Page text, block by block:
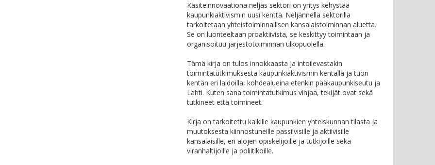
Käsiteinnovaationa neljäs sektori on yritys kehystää
kaupunkiaktivismin uusi kenttä. Neljännellä sektorilla
tarkoitetaan yhteistoiminnallisen kansalaistoiminnan aluetta.
Se on luonteeltaan proaktiivista, se keskittyy toimintaan ja
organisoituu järjestötoiminnan ulkopuolella.
Tämä kirja on tulos innokkaasta ja intoilevastakin
toimintatutkimuksesta kaupunkiaktivismin kentällä ja tuon
kentän eri laidoilla, kohdealueina etenkin pääkaupunkiseutu ja
Lahti. Kuten sana toimintatutkimus vihjaa, tekijät ovat sekä
tutkineet että toimineet.
Kirja on tarkoitettu kaikille kaupunkien yhteiskunnan tilasta ja
muutoksesta kiinnostuneille passiivisille ja aktiivisille
kansalaisille, eri alojen opiskelijoille ja tutkijoille sekä
viranhaltijoille ja poliitikoille.